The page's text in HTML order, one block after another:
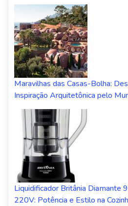
Maravilhas das Casas-Bolha:
Inspiração Arquitetônica pelo
Liquidificador Britânia Diamante
220V: Potência e Estilo na